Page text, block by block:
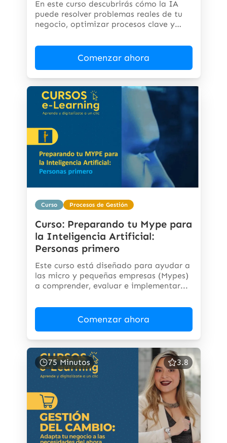
En este curso descubrirás cómo la IA
puede resolver problemas reales de tu
negocio, optimizar procesos clave y
Comenzar ahora
Curso Procesos de Gestión
Curso: Preparando tu Mype para
la Inteligencia Artificial:
Personas primero
Este curso está diseñado para ayudar a
las micro y pequeñas empresas (Mypes)
a comprender, evaluar e implementar...
Comenzar ahora
75 Minutos 3.8